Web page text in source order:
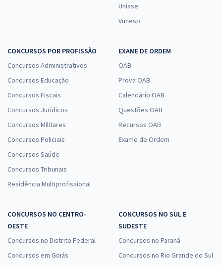
Uniase
Vunesp
CONCURSOS POR PROFISSÃO
Concursos Administrativos
Concursos Educação
Concursos Fiscais
Concursos Jurídicos
Concursos Militares
Concursos Policiais
Concursos Saúde
Concursos Tribunais
Residência Multiprofissional
EXAME DE ORDEM
OAB
Prova OAB
Calendário OAB
Questões OAB
Recursos OAB
Exame de Ordem
CONCURSOS NO CENTRO-
OESTE
Concursos no Distrito Federal
Concursos em Goiás
CONCURSOS NO SUL E
SUDESTE
Concursos no Paraná
Concursos no Rio Grande do Sul